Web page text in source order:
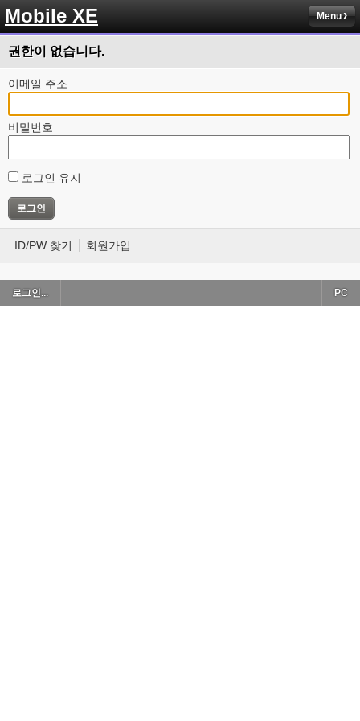
Mobile XE Menu
권한이 없습니다.
이메일 주소
비밀번호
로그인 유지
ID/PW 찾기 회원가입
로그인... PC